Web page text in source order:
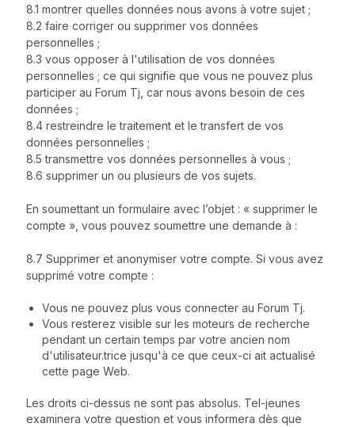
8.1 montrer quelles données nous avons à votre sujet ;
8.2 faire corriger ou supprimer vos données
personnelles ;
8.3 vous opposer à l'utilisation de vos données
personnelles ; ce qui signifie que vous ne pouvez plus
participer au Forum Tj, car nous avons besoin de ces
données ;
8.4 restreindre le traitement et le transfert de vos
données personnelles ;
8.5 transmettre vos données personnelles à vous ;
8.6 supprimer un ou plusieurs de vos sujets.
En soumettant un formulaire avec l’objet : « supprimer le
compte », vous pouvez soumettre une demande à :
8.7 Supprimer et anonymiser votre compte. Si vous avez
supprimé votre compte :
Vous ne pouvez plus vous connecter au Forum Tj.
Vous resterez visible sur les moteurs de recherche
pendant un certain temps par votre ancien nom
d'utilisateur.trice jusqu'à ce que ceux-ci ait actualisé
cette page Web.
Les droits ci-dessus ne sont pas absolus. Tel-jeunes
examinera votre question et vous informera dès que